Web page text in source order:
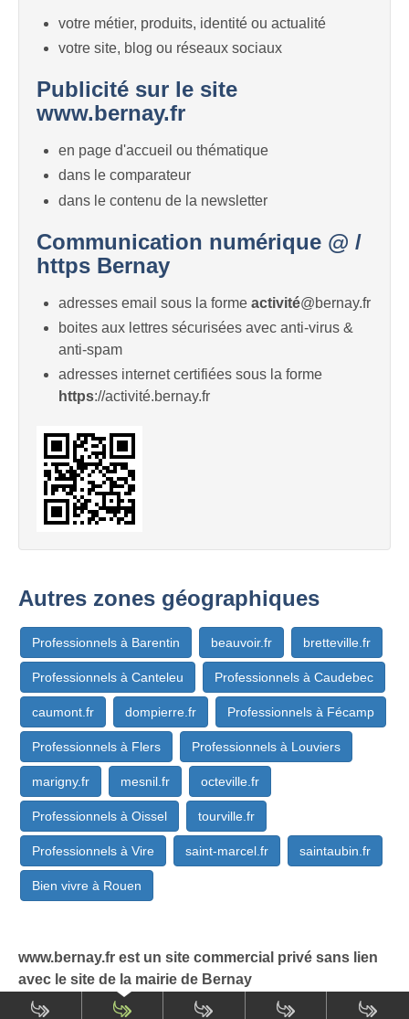
votre métier, produits, identité ou actualité
votre site, blog ou réseaux sociaux
Publicité sur le site
www.bernay.fr
en page d'accueil ou thématique
dans le comparateur
dans le contenu de la newsletter
Communication numérique @ /
https Bernay
adresses email sous la forme activité@bernay.fr
boites aux lettres sécurisées avec anti-virus &
anti-spam
adresses internet certifiées sous la forme
https://activité.bernay.fr
Autres zones géographiques
Professionnels à Barentin beauvoir.fr bretteville.fr
Professionnels à Canteleu Professionnels à Caudebec
caumont.fr dompierre.fr Professionnels à Fécamp
Professionnels à Flers Professionnels à Louviers
marigny.fr mesnil.fr octeville.fr
Professionnels à Oissel tourville.fr
Professionnels à Vire saint-marcel.fr saintaubin.fr
Bien vivre à Rouen
www.bernay.fr est un site commercial privé sans lien
avec le site de la mairie de Bernay